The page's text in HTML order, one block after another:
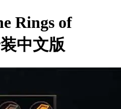
Rings of
中文版